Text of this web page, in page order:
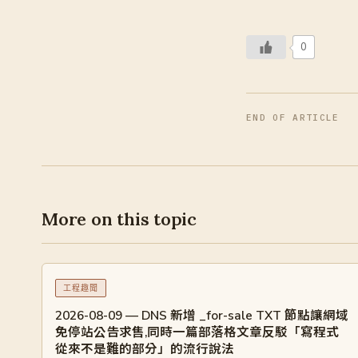
0
END OF ARTICLE
More on this topic
工程趣聞
2026-08-09 — DNS 新增 _for-sale TXT 節點讓網域
免停站公告求售,同時一篇部落格文章反駁「寫程式
從來不是難的部分」的流行說法